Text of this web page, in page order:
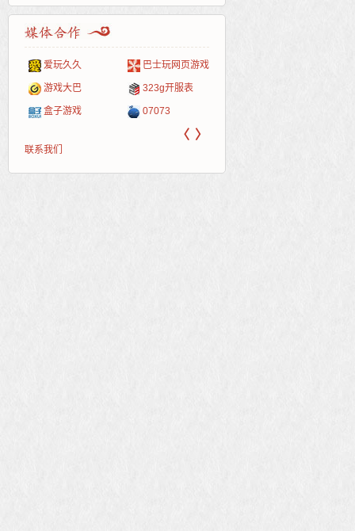
爱玩久久 巴士玩网页游戏
游戏大巴 323g开服表
盒子游戏 07073
〈 〉
联系我们